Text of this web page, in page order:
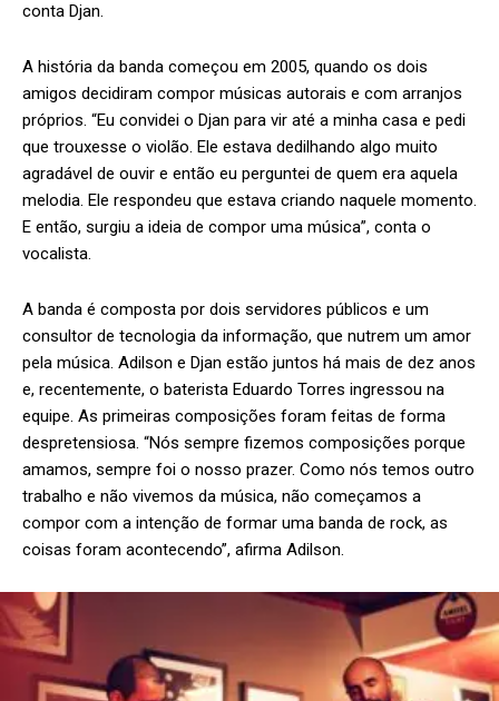
conta Djan.
A história da banda começou em 2005, quando os dois
amigos decidiram compor músicas autorais e com arranjos
próprios. “Eu convidei o Djan para vir até a minha casa e pedi
que trouxesse o violão. Ele estava dedilhando algo muito
agradável de ouvir e então eu perguntei de quem era aquela
melodia. Ele respondeu que estava criando naquele momento.
E então, surgiu a ideia de compor uma música”, conta o
vocalista.
A banda é composta por dois servidores públicos e um
consultor de tecnologia da informação, que nutrem um amor
pela música. Adilson e Djan estão juntos há mais de dez anos
e, recentemente, o baterista Eduardo Torres ingressou na
equipe. As primeiras composições foram feitas de forma
despretensiosa. “Nós sempre fizemos composições porque
amamos, sempre foi o nosso prazer. Como nós temos outro
trabalho e não vivemos da música, não começamos a
compor com a intenção de formar uma banda de rock, as
coisas foram acontecendo”, afirma Adilson.